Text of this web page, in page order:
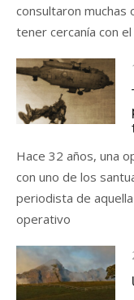
consultaron
tener cercanía con
Hace 32 años, una
con uno de los
periodista de
operativo